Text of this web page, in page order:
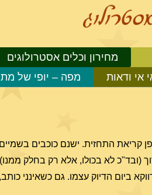
מחירון וכלים אסטרולוגים
אי ודאות
מפה – יופי של
קריאת התחזית. ישנם כוכבים
(ובד"כ לא בכולו, אלא רק בחלק
ביום הדיוק עצמו. גם כשאינני